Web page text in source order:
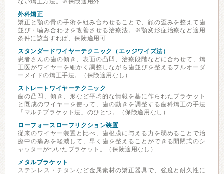
ない矯正方法。※保険適用外
外科矯正
矯正と顎の骨の手術を組み合わせることで、顔の歪みを整えて歯
並び・噛み合わせを改善させる治療法。※顎変形症治療など適用
条件に該当すれば、保険適用可
スタンダードワイヤーテクニック（エッジワイズ法）
患者さんの歯の傾き、表面の凸凹、治療段階などに合わせて、矯
正医がワイヤーを細かく調整しながら歯並びを整えるフルオーダ
ーメイドの矯正手法。（保険適用なし）
ストレートワイヤーテクニック
歯の凸凹、傾き、形など平均的な情報を基に作られたブラケット
と既成のワイヤーを使って、歯の動きを調整する歯科矯正の手法
「マルチブラケット法」のひとつ。（保険適用なし）
ローフォースローフリクション装置
従来のワイヤー装置と比べ、歯根膜に与える力を弱めることで治
療中の痛みを軽減して、早く歯を整えることができる開閉式のシ
ャッターがついたブラケット。（保険適用なし）
メタルブラケット
ステンレス・チタンなど金属素材の矯正器具で、強度と耐久性に